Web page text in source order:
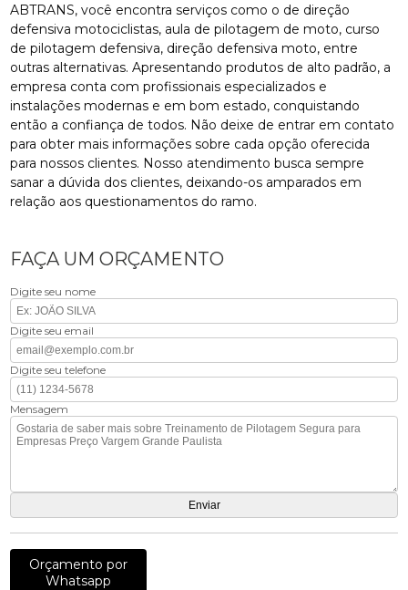
ABTRANS, você encontra serviços como o de direção
defensiva motociclistas, aula de pilotagem de moto, curso
de pilotagem defensiva, direção defensiva moto, entre
outras alternativas. Apresentando produtos de alto padrão, a
empresa conta com profissionais especializados e
instalações modernas e em bom estado, conquistando
então a confiança de todos. Não deixe de entrar em contato
para obter mais informações sobre cada opção oferecida
para nossos clientes. Nosso atendimento busca sempre
sanar a dúvida dos clientes, deixando-os amparados em
relação aos questionamentos do ramo.
FAÇA UM ORÇAMENTO
Digite seu nome
Digite seu email
Digite seu telefone
Mensagem
Orçamento por
Whatsapp